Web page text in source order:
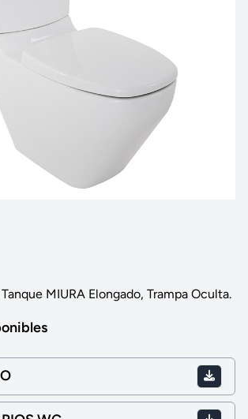
MIURA Elongado, Trampa Oculta.